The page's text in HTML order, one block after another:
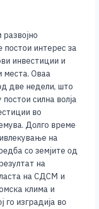
постои интерес за
инвестиции и
места. Оваа
две недели, што
силна волја
во
Долго време
на
со земјите од
на
на СДСМ и
клима и
изградија во